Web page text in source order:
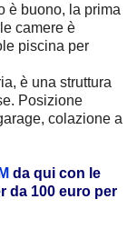
è buono, la prima
camere è
piscina per
è una struttura
Posizione
colazione a
da qui con le
da 100 euro per